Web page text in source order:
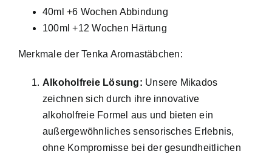
40ml +6 Wochen Abbindung
100ml +12 Wochen Härtung
Merkmale der Tenka Aromastäbchen:
Alkoholfreie Lösung: Unsere Mikados
zeichnen sich durch ihre innovative
alkoholfreie Formel aus und bieten ein
außergewöhnliches sensorisches Erlebnis,
ohne Kompromisse bei der gesundheitlichen